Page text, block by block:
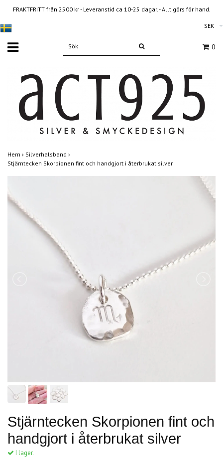
FRAKTFRITT från 2500 kr - Leveranstid ca 10-25 dagar. - Allt görs för hand.
SEK
0
Hem › Silverhalsband ›
Stjärntecken Skorpionen fint och handgjort i återbrukat silver
Stjärntecken Skorpionen fint och
handgjort i återbrukat silver
I lager.